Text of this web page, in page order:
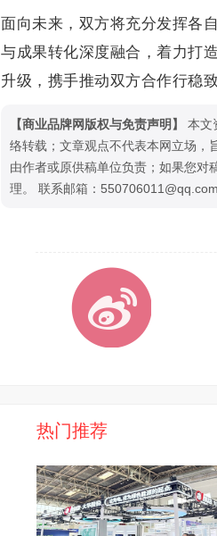
面向未来，双方将充分发挥各
与成果转化深度融合，着力打
升级，携手推动双方合作行稳
【商业品牌网版权与免责声明】
本文
络转载；文章观点不代表本网立场，
由作者或原供稿单位负责；如果您对
理。 联系邮箱：550706011@qq.com
热门推荐